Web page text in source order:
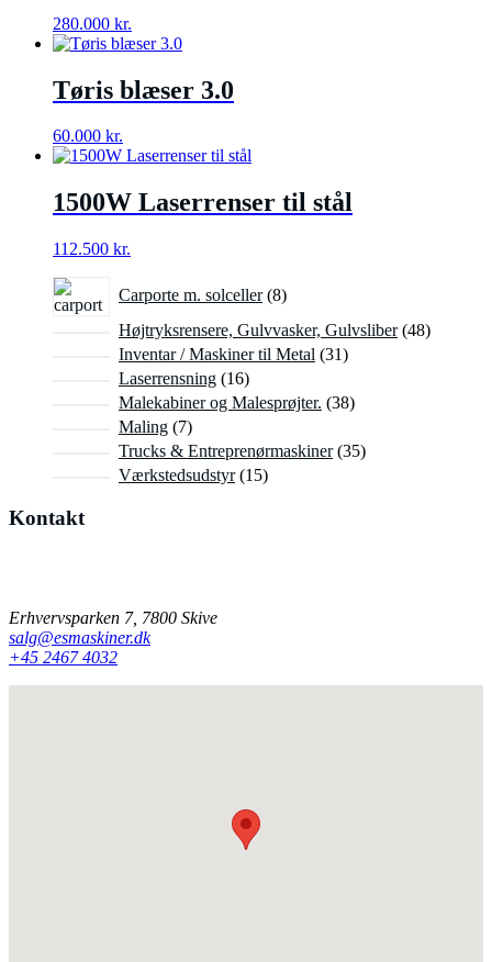
280.000 kr.
Tøris blæser 3.0
60.000 kr.
1500W Laserrenser til stål
112.500 kr.
Carporte m. solceller 8
8
varer
Højtryksrensere, Gulvvasker, Gulvsliber 4848
Inventar / Maskiner til Metal 3131
Laserrensning 1616
varer
Malekabiner og Malesprøjter. 3838
Maling 77
varer
Trucks & Entreprenørmaskiner 3535
Værkstedsudstyr 1515
Kontakt
Erhvervsparken 7, 7800 Skive
salg@esmaskiner.dk
+45 2467 4032